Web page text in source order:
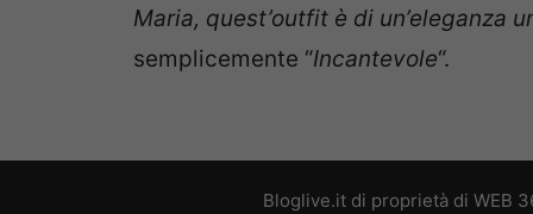
Maria, quest’outfit è di un’eleganza
semplicemente “Incantevole“.
Bloglive.it di proprietà di WEB